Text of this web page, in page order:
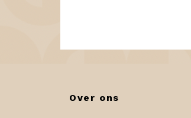
Over ons